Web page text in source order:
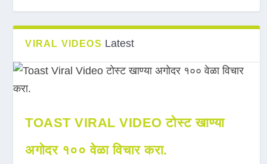
VIRAL VIDEOS Latest
TOAST VIRAL VIDEO टोस्ट खाण्या
अगोदर १०० वेळा विचार करा.